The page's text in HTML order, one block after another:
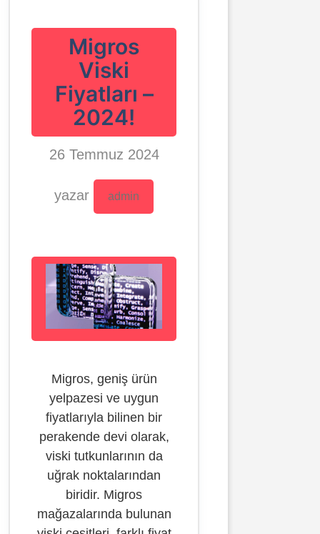
Migros
Viski
Fiyatları –
2024!
26 Temmuz 2024
yazar admin
Migros, geniş ürün
yelpazesi ve uygun
fiyatlarıyla bilinen bir
perakende devi olarak,
viski tutkunlarının da
uğrak noktalarından
biridir. Migros
mağazalarında bulunan